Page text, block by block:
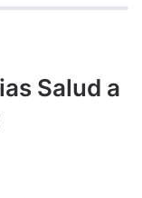
Salud a